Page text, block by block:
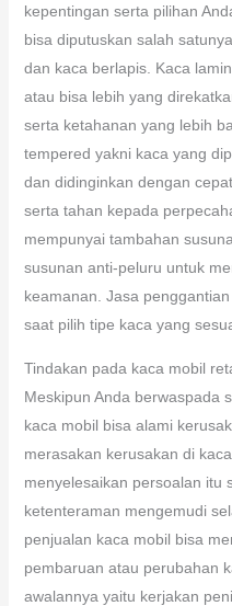
kepentingan serta pilihan
bisa diputuskan salah
dan kaca berlapis. Kaca
atau bisa lebih yang
serta ketahanan yang lebih
tempered yakni kaca yang
dan didinginkan dengan
serta tahan kepada
mempunyai tambahan
susunan anti-peluru untuk
keamanan. Jasa
saat pilih tipe kaca yang
Tindakan pada kaca mobil
Meskipun Anda berwaspada
kaca mobil bisa alami
merasakan kerusakan di
menyelesaikan persoalan itu
ketenteraman mengemudi
penjualan kaca mobil bisa
pembaruan atau perubahan
awalannya yaitu kerjakan